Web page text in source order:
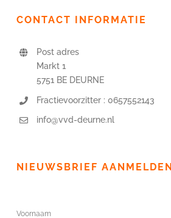
CONTACT INFORMATIE
Post adres
Markt 1
5751 BE DEURNE
Fractievoorzitter : 0657552143
info@vvd-deurne.nl
NIEUWSBRIEF AANMELDEN
Voornaam